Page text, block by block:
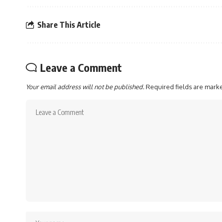
Share This Article
Leave a Comment
Your email address will not be published.Required fields are